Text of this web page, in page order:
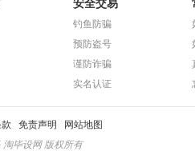
安全交易
钓鱼防骗
预防盗号
谨防诈骗
实名认证
免责声明
网站地图
淘毕设网 版权所有